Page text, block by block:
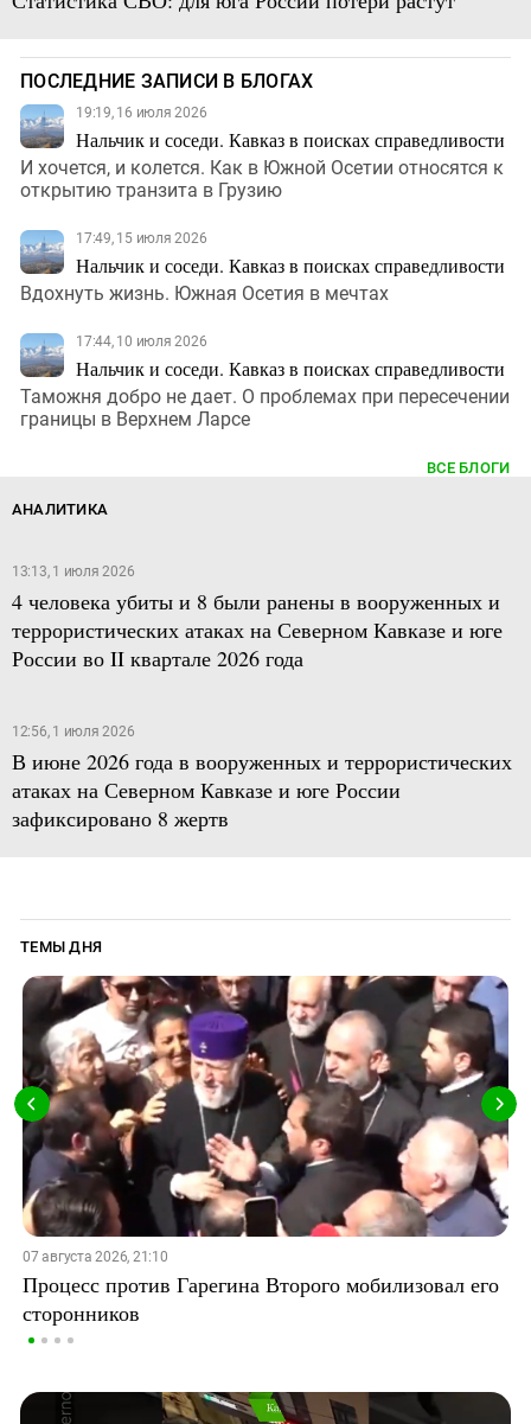
ПОСЛЕДНИЕ ЗАПИСИ В БЛОГАХ
19:19, 16 июля 2026
Нальчик и соседи. Кавказ в поисках справедливости
И хочется, и колется. Как в Южной Осетии относятся к
открытию транзита в Грузию
17:49, 15 июля 2026
Нальчик и соседи. Кавказ в поисках справедливости
Вдохнуть жизнь. Южная Осетия в мечтах
17:44, 10 июля 2026
Нальчик и соседи. Кавказ в поисках справедливости
Таможня добро не дает. О проблемах при пересечении
границы в Верхнем Ларсе
ВСЕ БЛОГИ
АНАЛИТИКА
13:13, 1 июля 2026
4 человека убиты и 8 были ранены в вооруженных и
террористических атаках на Северном Кавказе и юге
России во II квартале 2026 года
12:56, 1 июля 2026
В июне 2026 года в вооруженных и террористических
атаках на Северном Кавказе и юге России
зафиксировано 8 жертв
ТЕМЫ ДНЯ
07 августа 2026, 21:10
Процесс против Гарегина Второго мобилизовал его
сторонников